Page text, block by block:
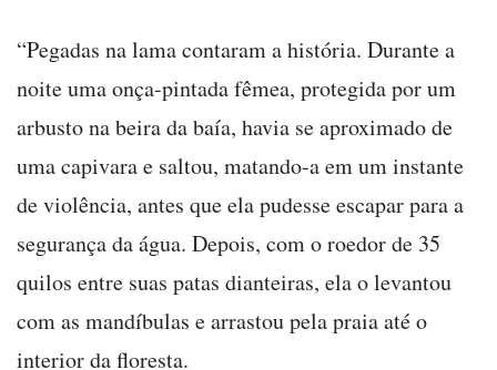
“Pegadas na lama contaram a história. Durante a
noite uma onça-pintada fêmea, protegida por um
arbusto na beira da baía, havia se aproximado de
uma capivara e saltou, matando-a em um instante
de violência, antes que ela pudesse escapar para a
segurança da água. Depois, com o roedor de 35
quilos entre suas patas dianteiras, ela o levantou
com as mandíbulas e arrastou pela praia até o
interior da floresta.